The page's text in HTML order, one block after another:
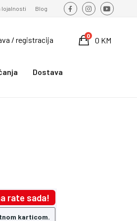
lojalnosti Blog
/ registracija 0 KM
0
Dostava
rate sada!
karticom.